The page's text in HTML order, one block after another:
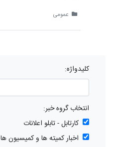
عمومی
کلیدواژه:
انتخاب گروه خبر:
کارتابل - تابلو اعلانات
اخبار کمیته ها و کمیسیون ها